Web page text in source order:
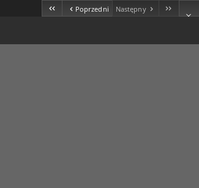
Poprzedni Następny